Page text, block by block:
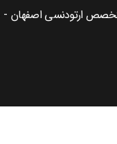
ارتودنسی اصفهان